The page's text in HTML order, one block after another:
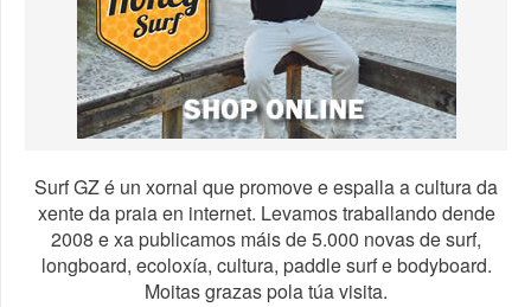
Surf GZ é un xornal que promove e espalla a cultura da
xente da praia en internet. Levamos traballando dende
2008 e xa publicamos máis de 5.000 novas de surf,
longboard, ecoloxía, cultura, paddle surf e bodyboard.
Moitas grazas pola túa visita.